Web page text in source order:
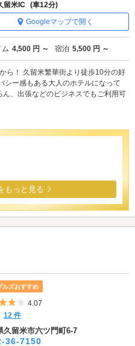
留米IC (車12分)
Googleマップで開く
ム 4,500 円 ～ 宿泊 5,500 円 ～
ら！ 久留米繁華街より徒歩10分の好
ー感もある大人のホテルになって
、出張などのビジネスでもご利用可
もっと見る
ルズおすすめ
5つ星のうち4
4.07
12 件
久留米市六ツ門町6-7
36-7150